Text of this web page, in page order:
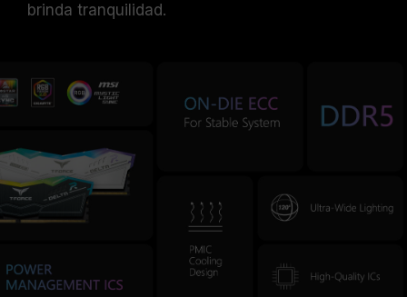
brinda tranquilidad.